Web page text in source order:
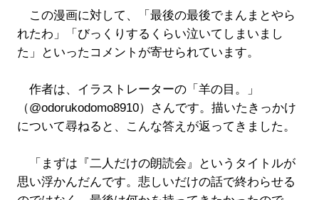
この漫画に対して、「最後の最後でまんまとやら
れたわ」「びっくりするくらい泣いてしまいまし
た」といったコメントが寄せられています。
作者は、イラストレーターの「羊の目。」
（@odorukodomo8910）さんです。描いたきっかけ
について尋ねると、こんな答えが返ってきました。
「まずは『二人だけの朗読会』というタイトルが
思い浮かんだんです。悲しいだけの話で終わらせる